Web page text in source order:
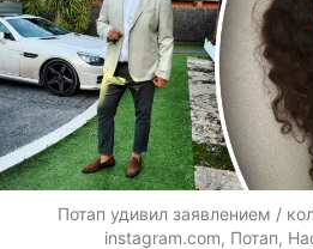
Потап удивил заявлением /
instagram.com, Потап,